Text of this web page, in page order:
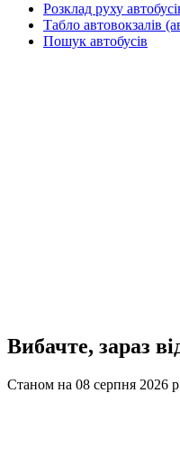
Розклад руху
Табло автовокзалів
Пошук автобусів
Вибачте, зараз
Станом на 08 серпня 2026